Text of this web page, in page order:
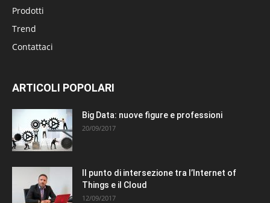
Prodotti
Trend
Contattaci
ARTICOLI POPOLARI
Big Data: nuove figure e professioni
20/09/2017
Il punto di intersezione tra l’Internet of
Things e il Cloud
12/09/2017